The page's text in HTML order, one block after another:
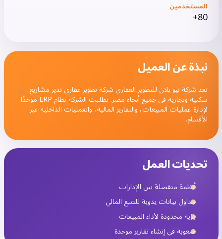
المستخدمين
80+
نبذة عن العميل
تعد شركة نيو بلان للتطوير العقاري شركة تطوير عقاري تدير مشاريع
سكنية وتجارية في جميع أنحاء مصر. تطلبت الشركة نظام ERP موحدًا
لإدارة عمليات المبيعات، والتقارير المالية، والعمليات الداخلية عبر
الأقسام.
تحديات العمل
أنظمة منفصلة بين الإدارات
جداول بيانات يدوية للتتبع المالي
رؤية محدودة لأداء المبيعات
صعوبة في إنشاء تقارير موحدة